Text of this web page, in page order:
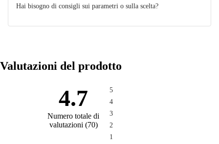
Hai bisogno di consigli sui parametri o sulla scelta?
Valutazioni del prodotto
4.7
Numero totale di
valutazioni (70)
5
4
3
2
1